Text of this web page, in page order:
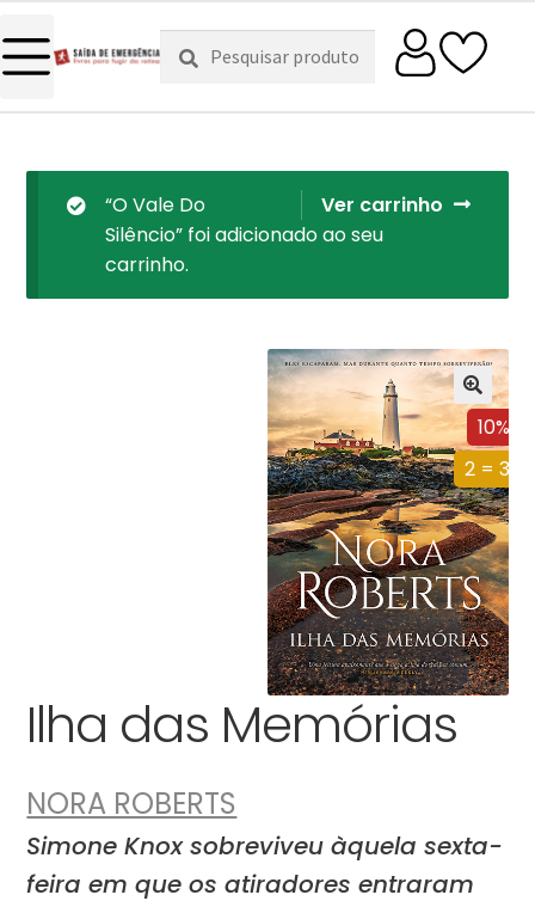
Pesquisar
por:
Pesquisa
Ver carrinho
“O Vale Do
Silêncio” foi adicionado ao seu
carrinho.
10%
2 = 3
Ilha das Memórias
NORA ROBERTS
Simone Knox sobreviveu àquela sexta-
feira em que os atiradores entraram